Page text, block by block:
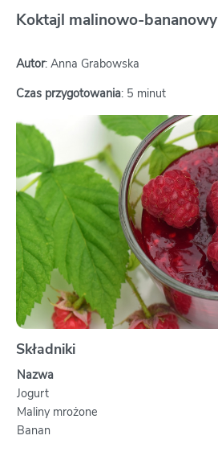
Koktajl malinowo-bananowy
Autor: Anna Grabowska
Czas przygotowania: 5 minut
Składniki
Nazwa
Jogurt
Maliny mrożone
Banan